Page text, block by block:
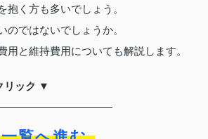
く方も多いでしょう。
ではないでしょうか。
と維持費用についても解説します。
リック ▼